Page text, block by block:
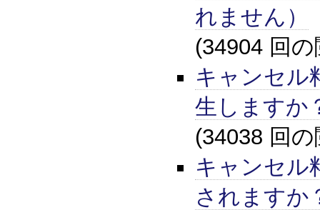
れません）
(34904 回
キャンセル
生しますか
(34038 回
キャンセル
されますか